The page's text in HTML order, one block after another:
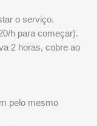
o serviço.
h para começar).
2 horas, cobre ao
pelo mesmo